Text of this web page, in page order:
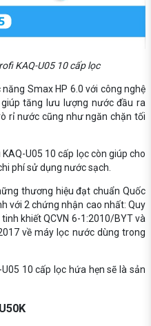
KAQ-U05 10 cấp lọc
Smax HP 6.0 với công nghệ
tăng lưu lượng nước đầu ra
rỉ nước cũng như ngăn chặn tối
U05 10 cấp lọc còn giúp cho
phí sử dụng nước sạch.
thương hiệu đạt chuẩn Quốc
với 2 chứng nhận cao nhất: Quy
khiết QCVN 6-1:2010/BYT và
về máy lọc nước dùng trong
10 cấp lọc hứa hẹn sẽ là sản